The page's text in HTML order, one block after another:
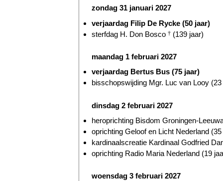
zondag 31 januari 2027
verjaardag Filip De Rycke (50 jaar)
sterfdag H. Don Bosco † (139 jaar)
maandag 1 februari 2027
verjaardag Bertus Bus (75 jaar)
bisschopswijding Mgr. Luc van Looy (23
dinsdag 2 februari 2027
heroprichting Bisdom Groningen-
oprichting Geloof en Licht Nederland
kardinaalscreatie Kardinaal Godfried
oprichting Radio Maria Nederland (19
woensdag 3 februari 2027